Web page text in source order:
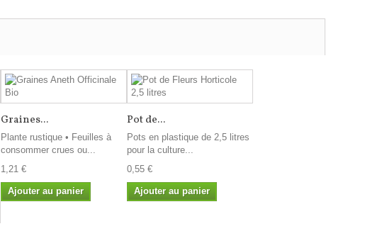
Graines...
Plante rustique • Feuilles à
consommer crues ou...
1,21 €
Ajouter au panier
Pot de...
Pots en plastique de 2,5 litres
pour la culture...
0,55 €
Ajouter au panier